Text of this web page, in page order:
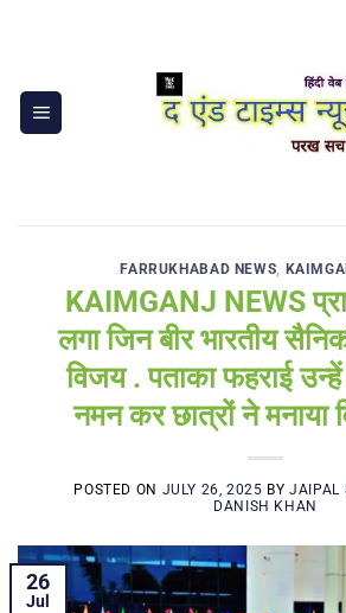
FARRUKHABAD NEWS,
KAIMGANJ NEWS
लगा जिन बीर भारतीय
विजय . पताका फहराई उन्हें
नमन कर छात्रों ने मनाया
POSTED ON JULY 26, 2025 BYJAIPAL
DANISH KHAN
26
Jul